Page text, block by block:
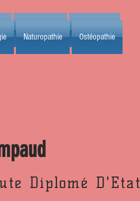
Naturopathie Ostéopathie
Naturopathie Ostéopathie
Diplomé D'Etat